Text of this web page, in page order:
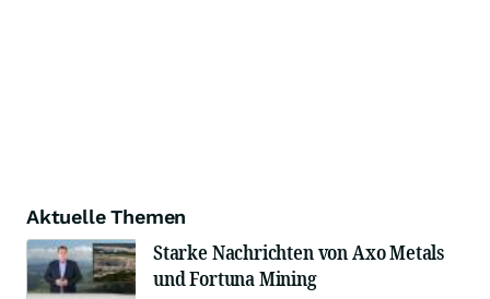
Aktuelle Themen
Starke Nachrichten von Axo Metals
und Fortuna Mining